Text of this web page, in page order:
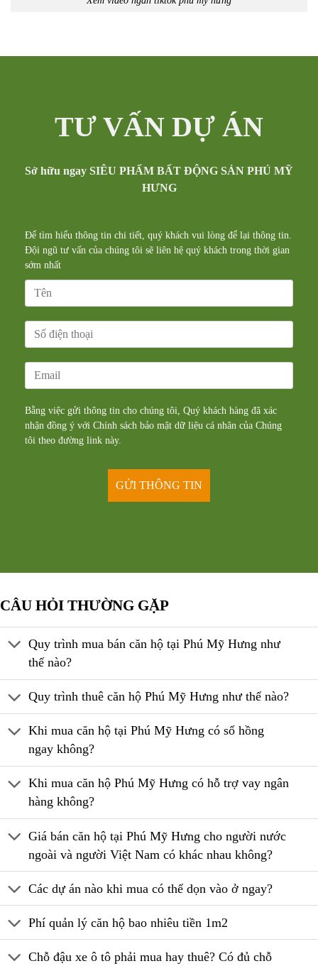
TƯ VẤN DỰ ÁN
Sở hữu ngay SIÊU PHẨM BẤT ĐỘNG SẢN PHÚ MỸ
HƯNG
Để tìm hiểu thông tin chi tiết, quý khách vui lòng để lại thông tin.
Đội ngũ tư vấn của chúng tôi sẽ liên hệ quý khách trong thời gian
sớm nhất
Bằng việc gửi thông tin cho chúng tôi, Quý khách hàng đã xác
nhận đồng ý với Chính sách bảo mật dữ liệu cá nhân của Chúng
tôi theo đường link này.
CÂU HỎI THƯỜNG GẶP
Quy trình mua bán căn hộ tại Phú Mỹ Hưng như
thế nào?
Quy trình thuê căn hộ Phú Mỹ Hưng như thế nào?
Khi mua căn hộ tại Phú Mỹ Hưng có sổ hồng
ngay không?
Khi mua căn hộ Phú Mỹ Hưng có hỗ trợ vay ngân
hàng không?
Giá bán căn hộ tại Phú Mỹ Hưng cho người nước
ngoài và người Việt Nam có khác nhau không?
Các dự án nào khi mua có thể dọn vào ở ngay?
Phí quản lý căn hộ bao nhiêu tiền 1m2
Chỗ đậu xe ô tô phải mua hay thuê? Có đủ chỗ